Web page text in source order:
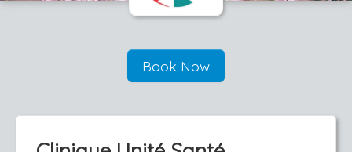
Book Now